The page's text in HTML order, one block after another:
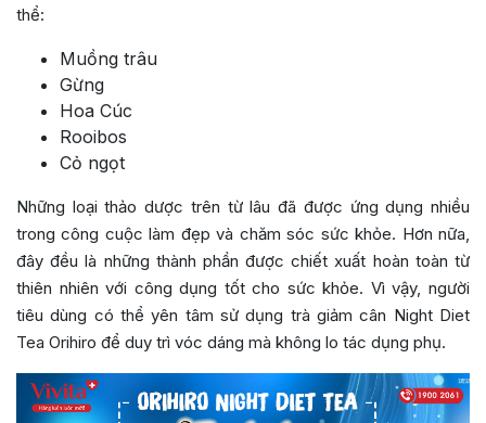
thể:
Muồng trâu
Gừng
Hoa Cúc
Rooibos
Cỏ ngọt
Những loại thảo dược trên từ lâu đã được ứng dụng nhiều
trong công cuộc làm đẹp và chăm sóc sức khỏe. Hơn nữa,
đây đều là những thành phần được chiết xuất hoàn toàn từ
thiên nhiên với công dụng tốt cho sức khỏe. Vì vậy, người
tiêu dùng có thể yên tâm sử dụng trà giảm cân Night Diet
Tea Orihiro để duy trì vóc dáng mà không lo tác dụng phụ.